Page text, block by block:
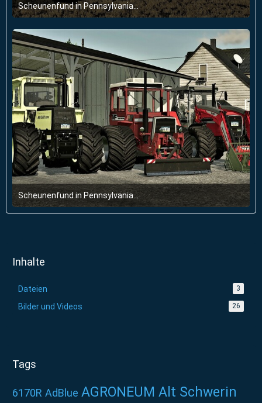
Scheunenfund in Pennsylvania...
5. Juli 2022 um 15:34
2
Scheunenfund in Pennsylvania...
5. Juli 2022 um 15:34
Inhalte
Dateien 3
Bilder und Videos 26
Tags
6170R AdBlue AGRONEUM Alt Schwerin